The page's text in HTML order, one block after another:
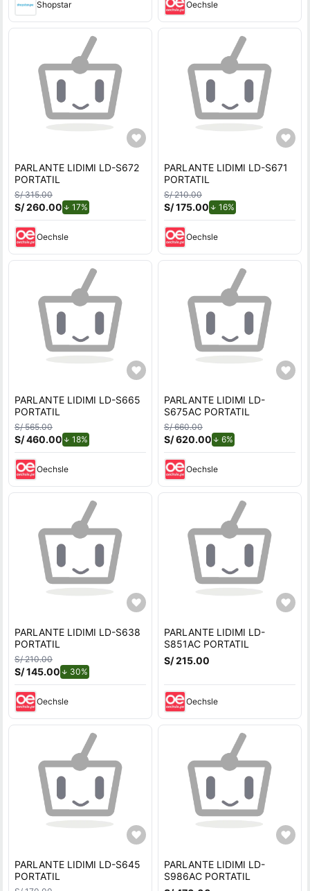
Shopstar Oechsle
PARLANTE LIDIMI LD-S672
PORTATIL
S/ 315.00
S/ 260.00 17%
Oechsle
PARLANTE LIDIMI LD-S671
PORTATIL
S/ 210.00
S/ 175.00 16%de descuento.
Oechsle
PARLANTE LIDIMI LD-S665
PORTATIL
S/ 565.00
S/ 460.00 18%
Oechsle
PARLANTE LIDIMI LD-
S675AC PORTATIL
S/ 660.00
S/ 620.00 6%de descuento.
Oechsle
PARLANTE LIDIMI LD-S638
PORTATIL
S/ 210.00
S/ 145.00 30%
Oechsle
PARLANTE LIDIMI LD-
S851AC PORTATIL
S/ 215.00
Oechsle
PARLANTE LIDIMI LD-S645
PORTATIL
PARLANTE LIDIMI LD-
S986AC PORTATIL